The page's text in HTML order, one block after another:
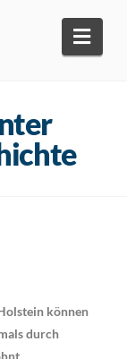
können
durch